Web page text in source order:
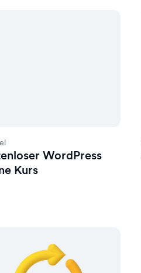
WordPress
Kurs